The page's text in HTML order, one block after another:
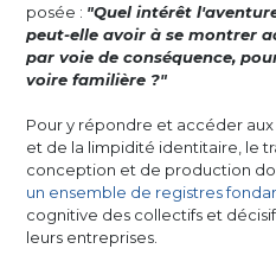
posée : "Quel intérêt
peut-elle avoir à se montrer
par voie de conséquence,
voire familière ?"
Pour y répondre et accéder
et de la limpidité identitaire, le
conception et de production
un ensemble de registres
cognitive des collectifs et
leurs entreprises.